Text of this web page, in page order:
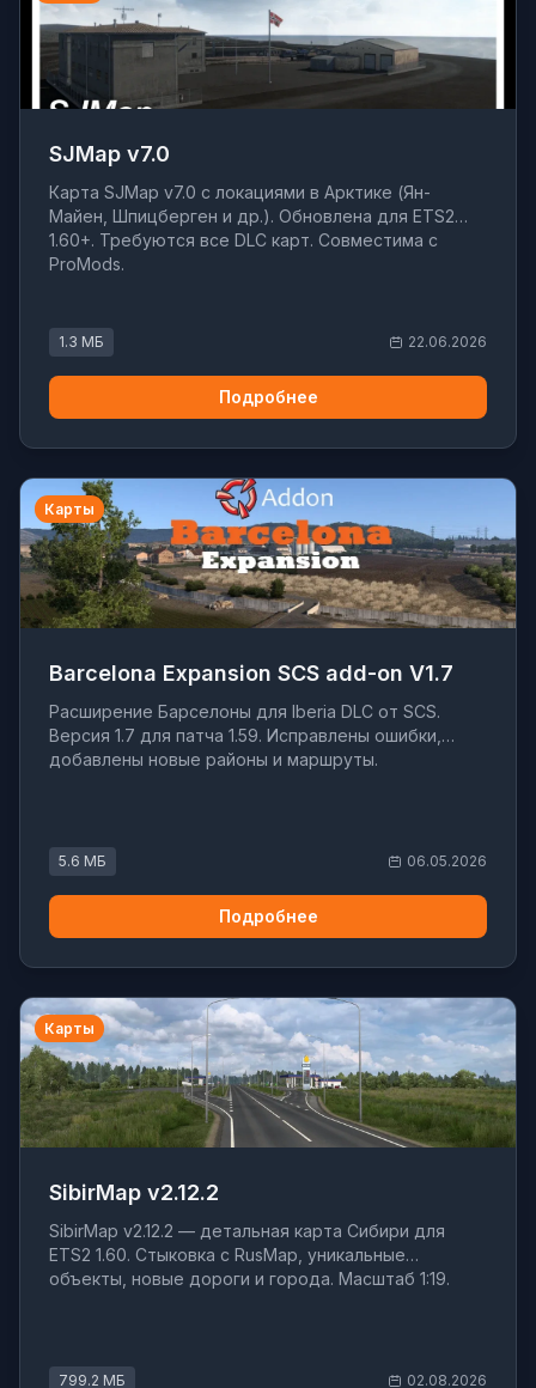
SJMap v7.0
Карта SJMap v7.0 с локациями в Арктике (Ян-
Майен, Шпицберген и др.). Обновлена для ETS2
1.60+. Требуются все DLC карт. Совместима с
ProMods.
1.3 МБ 22.06.2026
Подробнее
Карты
Barcelona Expansion SCS add-on V1.7
Расширение Барселоны для Iberia DLC от SCS.
Версия 1.7 для патча 1.59. Исправлены ошибки,
добавлены новые районы и маршруты.
5.6 МБ 06.05.2026
Подробнее
Карты
SibirMap v2.12.2
SibirMap v2.12.2 — детальная карта Сибири для
ETS2 1.60. Стыковка с RusMap, уникальные
объекты, новые дороги и города. Масштаб 1:19.
799.2 МБ 02.08.2026